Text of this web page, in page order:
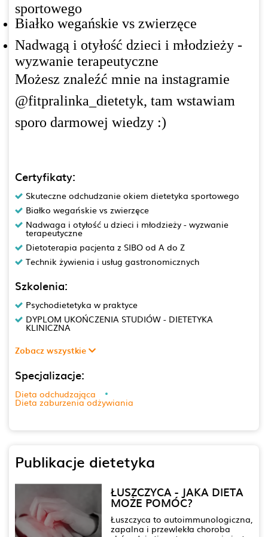
sportowego
Białko wegańskie vs zwierzęce
Nadwagą i otyłość dzieci i młodzieży -
wyzwanie terapeutyczne
Możesz znaleźć mnie na instagramie
@fitpralinka_dietetyk, tam wstawiam
sporo darmowej wiedzy :)
Certyfikaty:
Skuteczne odchudzanie okiem dietetyka sportowego
Białko wegańskie vs zwierzęce
Nadwaga i otyłość u dzieci i młodzieży - wyzwanie
terapeutyczne
Dietoterapia pacjenta z SIBO od A do Z
Technik żywienia i usług gastronomicznych
Szkolenia:
Psychodietetyka w praktyce
DYPLOM UKOŃCZENIA STUDIÓW - DIETETYKA
KLINICZNA
Zobacz wszystkie
Specjalizacje:
Dieta odchudzająca
Dieta zaburzenia odżywiania
Publikacje dietetyka
ŁUSZCZYCA - JAKA DIETA
MOŻE POMÓC?
Łuszczyca to autoimmunologiczna,
zapalna i przewlekła choroba